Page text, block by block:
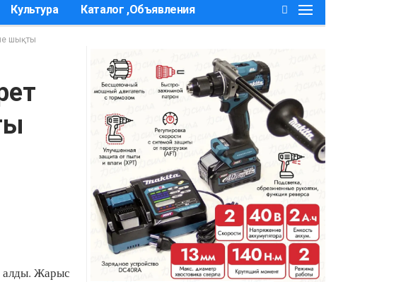
Культура Каталог ,Объявления
шықты
алды. Жарыс